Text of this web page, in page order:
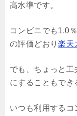
高水準です。
コンビニでも1.0
の評価どおり楽天
でも、ちょっと工
にすることもでき
いつも利用するコ